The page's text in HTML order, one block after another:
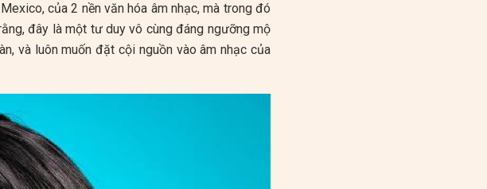
của 2 nền văn hóa âm nhạc, mà trong đó
đây là một tư duy vô cùng đáng ngưỡng mộ
và luôn muốn đặt cội nguồn vào âm nhạc của